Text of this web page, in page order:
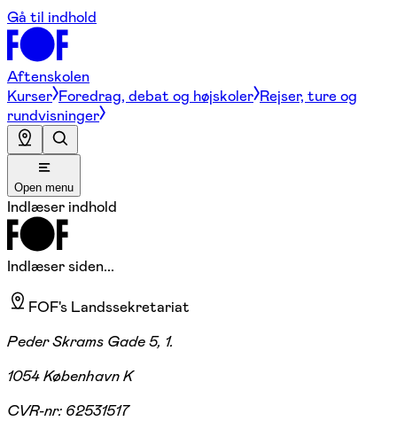
Gå til indhold
Aftenskolen
Kurser Foredrag, debat og højskoler Rejser, ture og
rundvisninger
Open menu
Indlæser indhold
Indlæser siden...
FOF's Landssekretariat
Peder Skrams Gade 5, 1.
1054 København K
CVR-nr: 62531517